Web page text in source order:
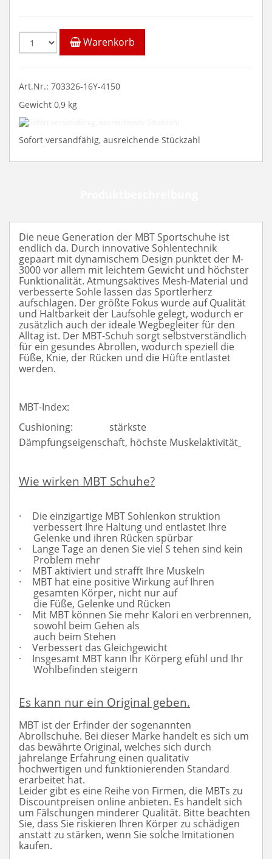
Warenkorb
Art.Nr.: 703326-16Y-4150
Gewicht 0,9 kg
ausreichende
Sofort versandfähig, ausreichende Stückzahl
Die neue Generation der MBT Sportschuhe ist
endlich da. Durch innovative Sohlentechnik
gepaart mit dynamischem Design punktet der M-
3000 vor allem mit leichtem Gewicht und höchster
Funktionalität. Atmungsaktives Mesh-Material und
verbesserte Sohle lassen das Sportlerherz
aufschlagen. Der größte Fokus wurde auf Qualität
und Haltbarkeit der Laufsohle gelegt, wodurch er
zusätzlich auch der ideale Wegbegleiter für den
Alltag ist. Der MBT-Schuh sorgt selbstverständlich
für ein gesundes Abrollen, wodurch speziell die
Füße, Knie, der Rücken und die Hüfte entlastet
werden.
MBT-Index:
Cushioning:
stärkste
Dämpfungseigenschaft, höchste Muskelaktivität
Wie wirken MBT Schuhe?
·
Die einzigartige MBT Sohlenkon struktion
verbessert Ihre Haltung und entlastet Ihre
Gelenke und ihren Rücken spürbar
·
Lange Tage an denen Sie viel S tehen sind kein
Problem mehr
·
MBT aktiviert und strafft Ihre Muskeln
·
MBT hat eine positive Wirkung auf Ihren
gesamten Körper, nicht nur auf
die Füße, Gelenke und Rücken
·
Mit MBT können Sie mehr Kalori en verbrennen,
sowohl beim Gehen als
auch beim Stehen
·
Verbessert das Gleichgewicht
·
Insgesamt MBT kann Ihr Körperg efühl und Ihr
Wohlbefinden steigern
Es kann nur ein Original geben.
MBT ist der Erfinder der sogenannten
Abrollschuhe. Bei dieser Marke handelt es sich um
das bewährte Original, welches sich durch
jahrelange Erfahrung einen qualitativ
hochwertigen und funktionierenden Standard
erarbeitet hat.
Leider gibt es eine Reihe von Firmen, die MBTs zu
Discountpreisen online anbieten. Es handelt sich
um Fälschungen minderer Qualität. Bitte beachten
Sie, dass Sie riskieren Ihren Körper zu schädigen
anstatt zu stärken, wenn Sie solche Imitationen
kaufen.